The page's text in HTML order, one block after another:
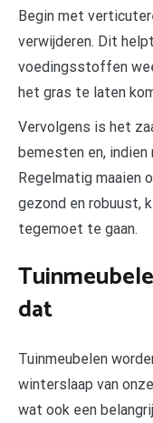
Begin met
verwijderen. Dit
voedingsstoffen
het gras te laten
Vervolgens is het
bemesten en, indien
Regelmatig maaien
gezond en robuust,
tegemoet te gaan.
dat
Tuinmeubelen
winterslaap van
wat ook een